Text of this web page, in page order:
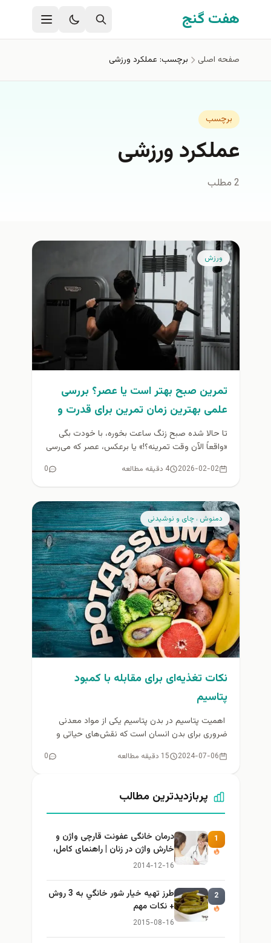
رفتن به محتوای اصلی
هفت گنج
صفحه اصلی برچسب: عملکرد ورزشی
برچسب
عملکرد ورزشی
2 مطلب
ورزش
تمرین صبح بهتر است یا عصر؟ بررسی
علمی بهترین زمان تمرین برای قدرت و
عضله‌سازی
تا حالا شده صبح زنگ ساعت بخوره، با خودت بگی
«واقعاً الآن وقت تمرینه؟!» یا برعکس، عصر که می‌رسی
2026-02-02 4 دقیقه مطالعه 0
دمنوش ، چای و نوشیدنی
نکات تغذیه‌ای برای مقابله با کمبود
پتاسیم
اهمیت پتاسیم در بدن پتاسیم یکی از مواد معدنی
ضروری برای بدن انسان است که نقش‌های حیاتی و
2024-07-06 15 دقیقه مطالعه 0
پربازدیدترین مطالب
1
درمان خانگی عفونت قارچی واژن و
خارش واژن در زنان | راهنمای کامل،
ایمن و کاربردی
2014-12-16
2
طرز تهيه خیار شور خانگي به 3 روش
+ نكات مهم
2015-08-16